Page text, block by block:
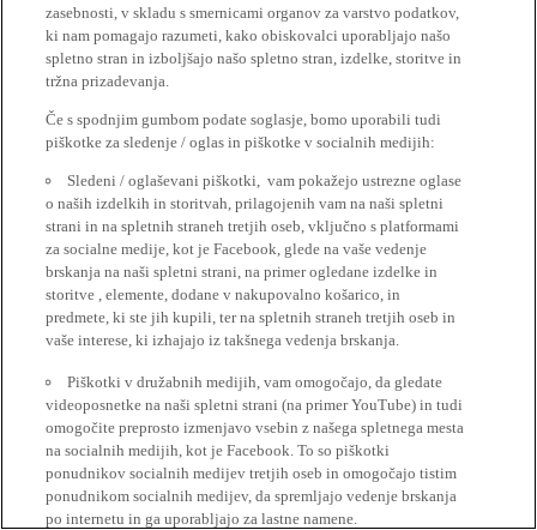
zasebnosti, v skladu s smernicami organov za varstvo podatkov,
ki nam pomagajo razumeti, kako obiskovalci uporabljajo našo
spletno stran in izboljšajo našo spletno stran, izdelke, storitve in
tržna prizadevanja.
Če s spodnjim gumbom podate soglasje, bomo uporabili tudi
piškotke za sledenje / oglas in piškotke v socialnih medijih:
Sledeni / oglaševani piškotki, vam pokažejo ustrezne oglase
o naših izdelkih in storitvah, prilagojenih vam na naši spletni
strani in na spletnih straneh tretjih oseb, vključno s platformami
za socialne medije, kot je Facebook, glede na vaše vedenje
brskanja na naši spletni strani, na primer ogledane izdelke in
storitve , elemente, dodane v nakupovalno košarico, in
predmete, ki ste jih kupili, ter na spletnih straneh tretjih oseb in
vaše interese, ki izhajajo iz takšnega vedenja brskanja.
Piškotki v družabnih medijih, vam omogočajo, da gledate
videoposnetke na naši spletni strani (na primer YouTube) in tudi
omogočite preprosto izmenjavo vsebin z našega spletnega mesta
na socialnih medijih, kot je Facebook. To so piškotki
ponudnikov socialnih medijev tretjih oseb in omogočajo tistim
ponudnikom socialnih medijev, da spremljajo vedenje brskanja
po internetu in ga uporabljajo za lastne namene.